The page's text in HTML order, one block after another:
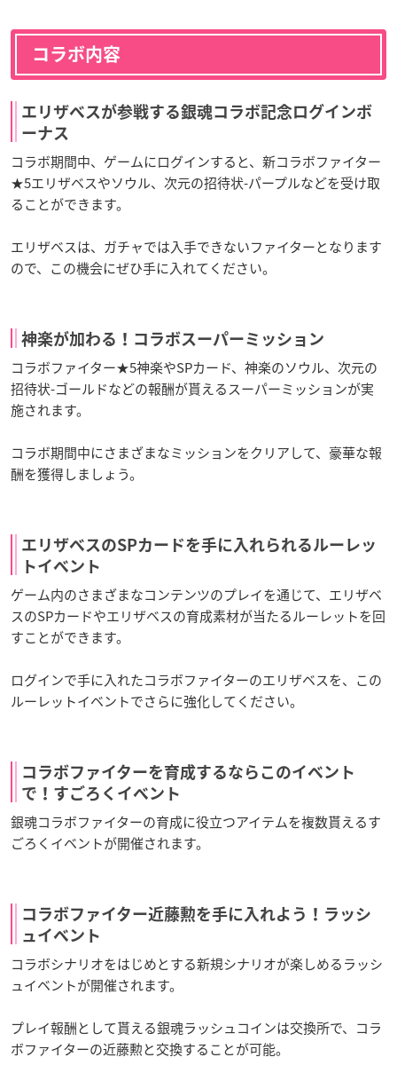
コラボ内容
エリザベスが参戦する銀魂コラボ記念ログインボ
ーナス
コラボ期間中、ゲームにログインすると、新コラボファイター
★5エリザベスやソウル、次元の招待状-パープルなどを受け取
ることができます。
エリザベスは、ガチャでは入手できないファイターとなります
ので、この機会にぜひ手に入れてください。
神楽が加わる！コラボスーパーミッション
コラボファイター★5神楽やSPカード、神楽のソウル、次元の
招待状-ゴールドなどの報酬が貰えるスーパーミッションが実
施されます。
コラボ期間中にさまざまなミッションをクリアして、豪華な報
酬を獲得しましょう。
エリザベスのSPカードを手に入れられるルーレッ
トイベント
ゲーム内のさまざまなコンテンツのプレイを通じて、エリザベ
スのSPカードやエリザベスの育成素材が当たるルーレットを回
すことができます。
ログインで手に入れたコラボファイターのエリザベスを、この
ルーレットイベントでさらに強化してください。
コラボファイターを育成するならこのイベント
で！すごろくイベント
銀魂コラボファイターの育成に役立つアイテムを複数貰えるす
ごろくイベントが開催されます。
コラボファイター近藤勲を手に入れよう！ラッシ
ュイベント
コラボシナリオをはじめとする新規シナリオが楽しめるラッシ
ュイベントが開催されます。
プレイ報酬として貰える銀魂ラッシュコインは交換所で、コラ
ボファイターの近藤勲と交換することが可能。